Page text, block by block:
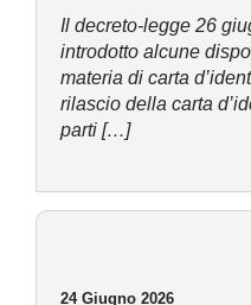
Il decreto-legge 26
introdotto alcune
materia di carta
rilascio della carta
parti […]
24 Giugno 2026